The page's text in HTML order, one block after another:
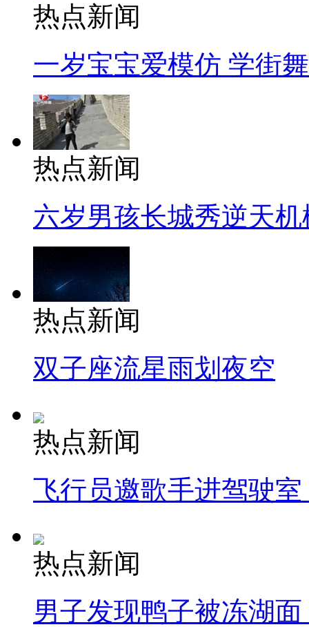
热点新闻
一岁宝宝爱模仿 学街
热点新闻
六岁男孩长城秀逆天机
热点新闻
双子座流星雨划夜空
热点新闻
飞行员邀歌手进驾驶
热点新闻
男子发现鸭子被冻湖